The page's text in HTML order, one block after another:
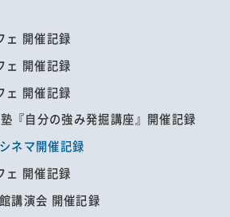
ェ 開催記録
ェ 開催記録
ェ 開催記録
『自分の強み発掘講座』開催記録
ネマ開催記録
ェ 開催記録
講演会 開催記録